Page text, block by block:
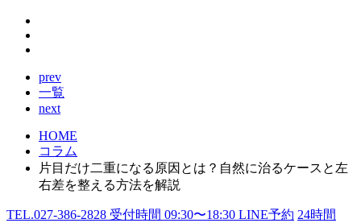
prev
一覧
next
HOME
コラム
片目だけ二重になる原因とは？自然に治るケースと左
右差を整える方法を解説
TEL.027-386-2828 受付時間 09:30〜18:30 LINE予約 24時間